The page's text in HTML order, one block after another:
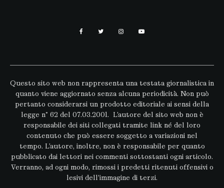
Questo sito web non rappresenta una testata giornalistica in
quanto viene aggiornato senza alcuna periodicità. Non può
pertanto considerarsi un prodotto editoriale ai sensi della
legge n° 62 del 07.03.2001. L’autore del sito web non è
responsabile dei siti collegati tramite link né del loro
contenuto che può essere soggetto a variazioni nel
tempo. L’autore, inoltre, non è responsabile per quanto
pubblicato dai lettori nei commenti sottostanti ogni articolo.
Verranno, ad ogni modo, rimossi i predetti ritenuti offensivi o
lesivi dell’immagine di terzi.